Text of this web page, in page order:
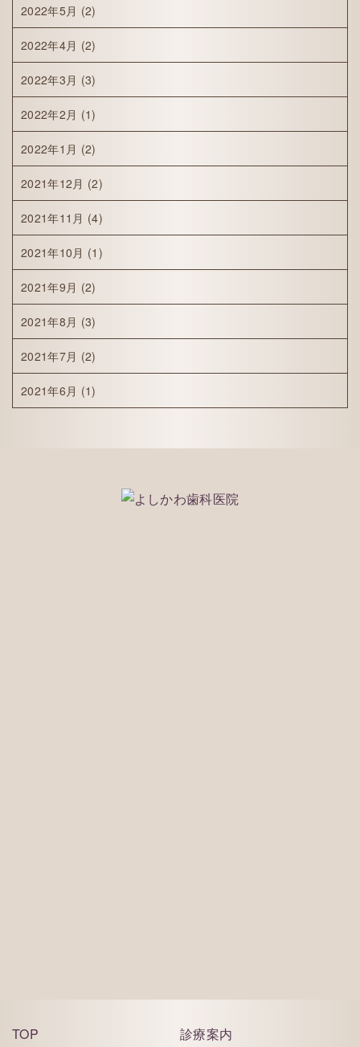
2022年5月 (2)
2022年4月 (2)
2022年3月 (3)
2022年2月 (1)
2022年1月 (2)
2021年12月 (2)
2021年11月 (4)
2021年10月 (1)
2021年9月 (2)
2021年8月 (3)
2021年7月 (2)
2021年6月 (1)
TOP 診療案内